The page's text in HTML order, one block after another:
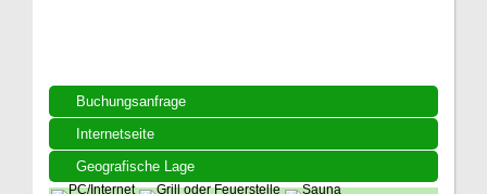
Buchungsanfrage
Internetseite
Geografische Lage